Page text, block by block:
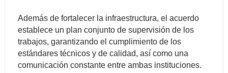
Además de fortalecer la infraestructura, el acuerdo
establece un plan conjunto de supervisión de los
trabajos, garantizando el cumplimiento de los
estándares técnicos y de calidad, así como una
comunicación constante entre ambas instituciones.